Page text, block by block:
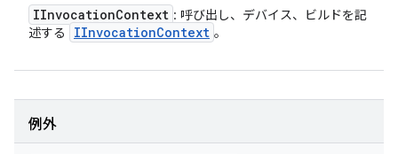
IInvocationContext : 呼び出し、デバイス、ビルドを記
述する
IInvocationContext 。
例外